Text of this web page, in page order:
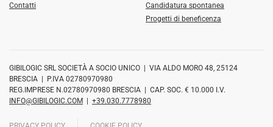
Contatti
Candidatura spontanea
Progetti di beneficenza
GIBILOGIC SRL SOCIETÀ A SOCIO UNICO | VIA ALDO MORO 48, 25124
BRESCIA | P.IVA 02780970980
REG.IMPRESE N.02780970980 BRESCIA | CAP. SOC. € 10.000 I.V.
INFO@GIBILOGIC.COM | +39.030.7778980